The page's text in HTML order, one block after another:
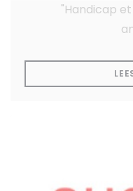
"Handicap